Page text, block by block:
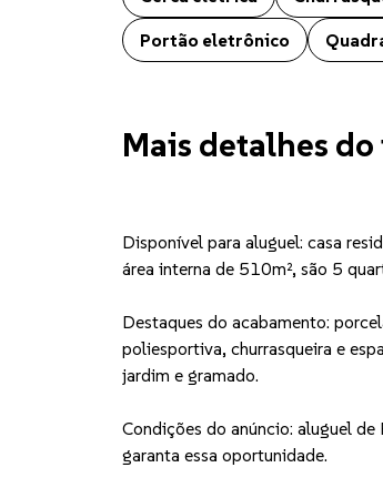
Portão eletrônico
Mais detalhes
Disponível para aluguel: casa
área interna de 510m², são 5
Destaques do acabamento:
poliesportiva, churrasqueira e
jardim e gramado.
Condições do anúncio: aluguel
garanta essa oportunidade.